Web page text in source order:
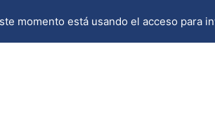
momento está usando el acceso para